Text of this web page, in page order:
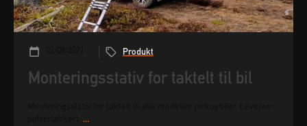
Produkt
Monteringsstativ for taktelt til bil
...